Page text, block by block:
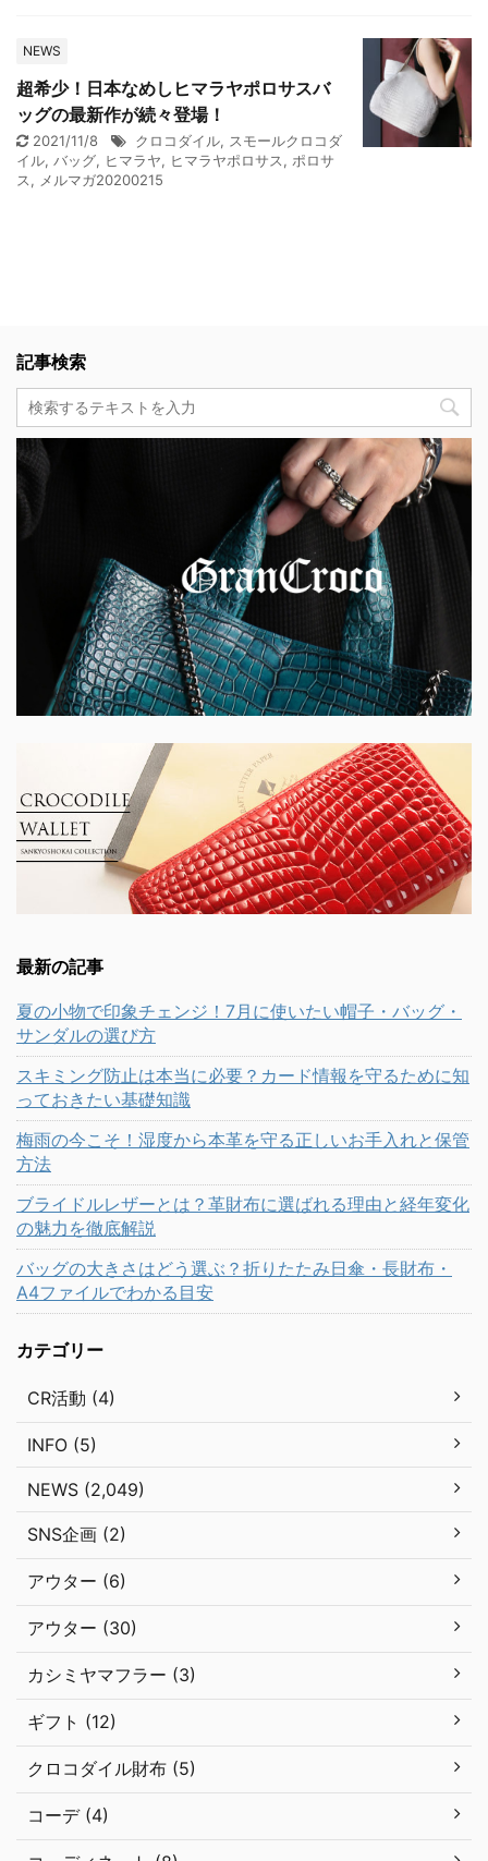
NEWS
超希少！日本なめしヒマラヤポロサスバ
ッグの最新作が続々登場！
2021/11/8 クロコダイル, スモールクロコダ
イル, バッグ, ヒマラヤ, ヒマラヤポロサス, ポロサ
ス, メルマガ20200215
記事検索
最新の記事
夏の小物で印象チェンジ！7月に使いたい帽子・バッグ・
サンダルの選び方
スキミング防止は本当に必要？カード情報を守るために知
っておきたい基礎知識
梅雨の今こそ！湿度から本革を守る正しいお手入れと保管
方法
ブライドルレザーとは？革財布に選ばれる理由と経年変化
の魅力を徹底解説
バッグの大きさはどう選ぶ？折りたたみ日傘・長財布・
A4ファイルでわかる目安
カテゴリー
CR活動 (4)
INFO (5)
NEWS (2,049)
SNS企画 (2)
アウター (6)
アウター (30)
カシミヤマフラー (3)
ギフト (12)
クロコダイル財布 (5)
コーデ (4)